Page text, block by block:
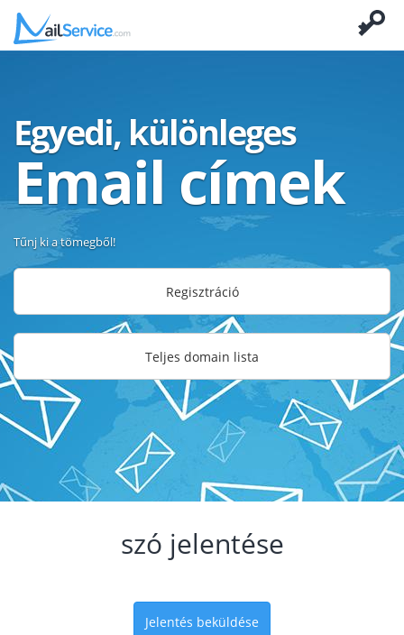
Egyedi, különleges
Email címek
Tűnj ki a tömegből!
Regisztráció
Teljes domain lista
szó jelentése
Jelentés beküldése